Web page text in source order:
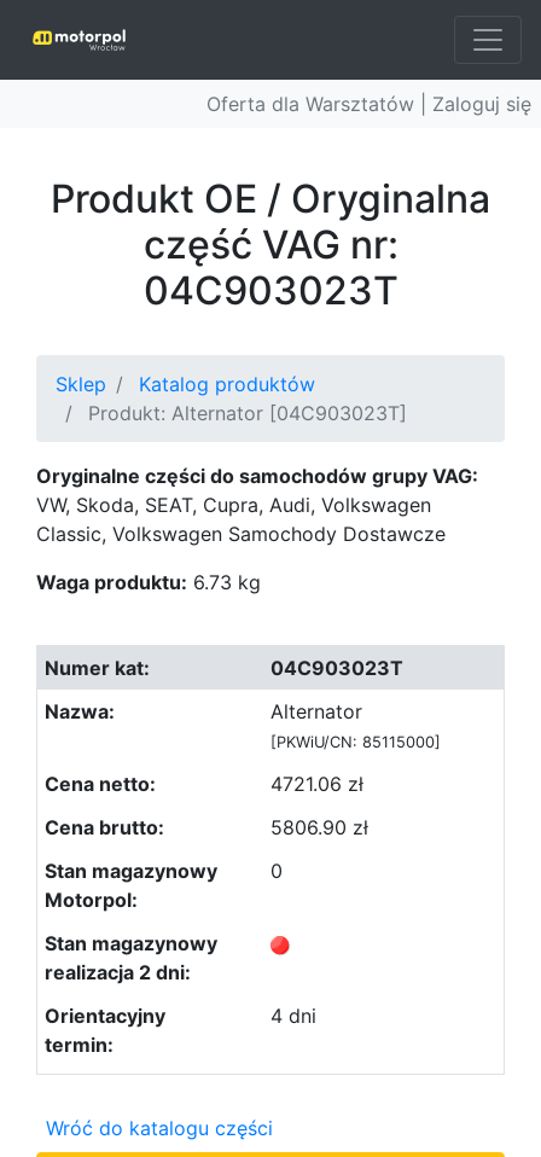
Oferta dla Warsztatów | Zaloguj się
Produkt OE / Oryginalna
część VAG nr:
04C903023T
Sklep
Katalog produktów
Produkt: Alternator [04C903023T]
Oryginalne części do samochodów grupy VAG:
VW, Skoda, SEAT, Cupra, Audi, Volkswagen
Classic, Volkswagen Samochody Dostawcze
Waga produktu: 6.73 kg
04C903023T
Alternator
[PKWiU/CN: 85115000]
4721.06 zł
5806.90 zł
0
4 dni
Wróć do katalogu części